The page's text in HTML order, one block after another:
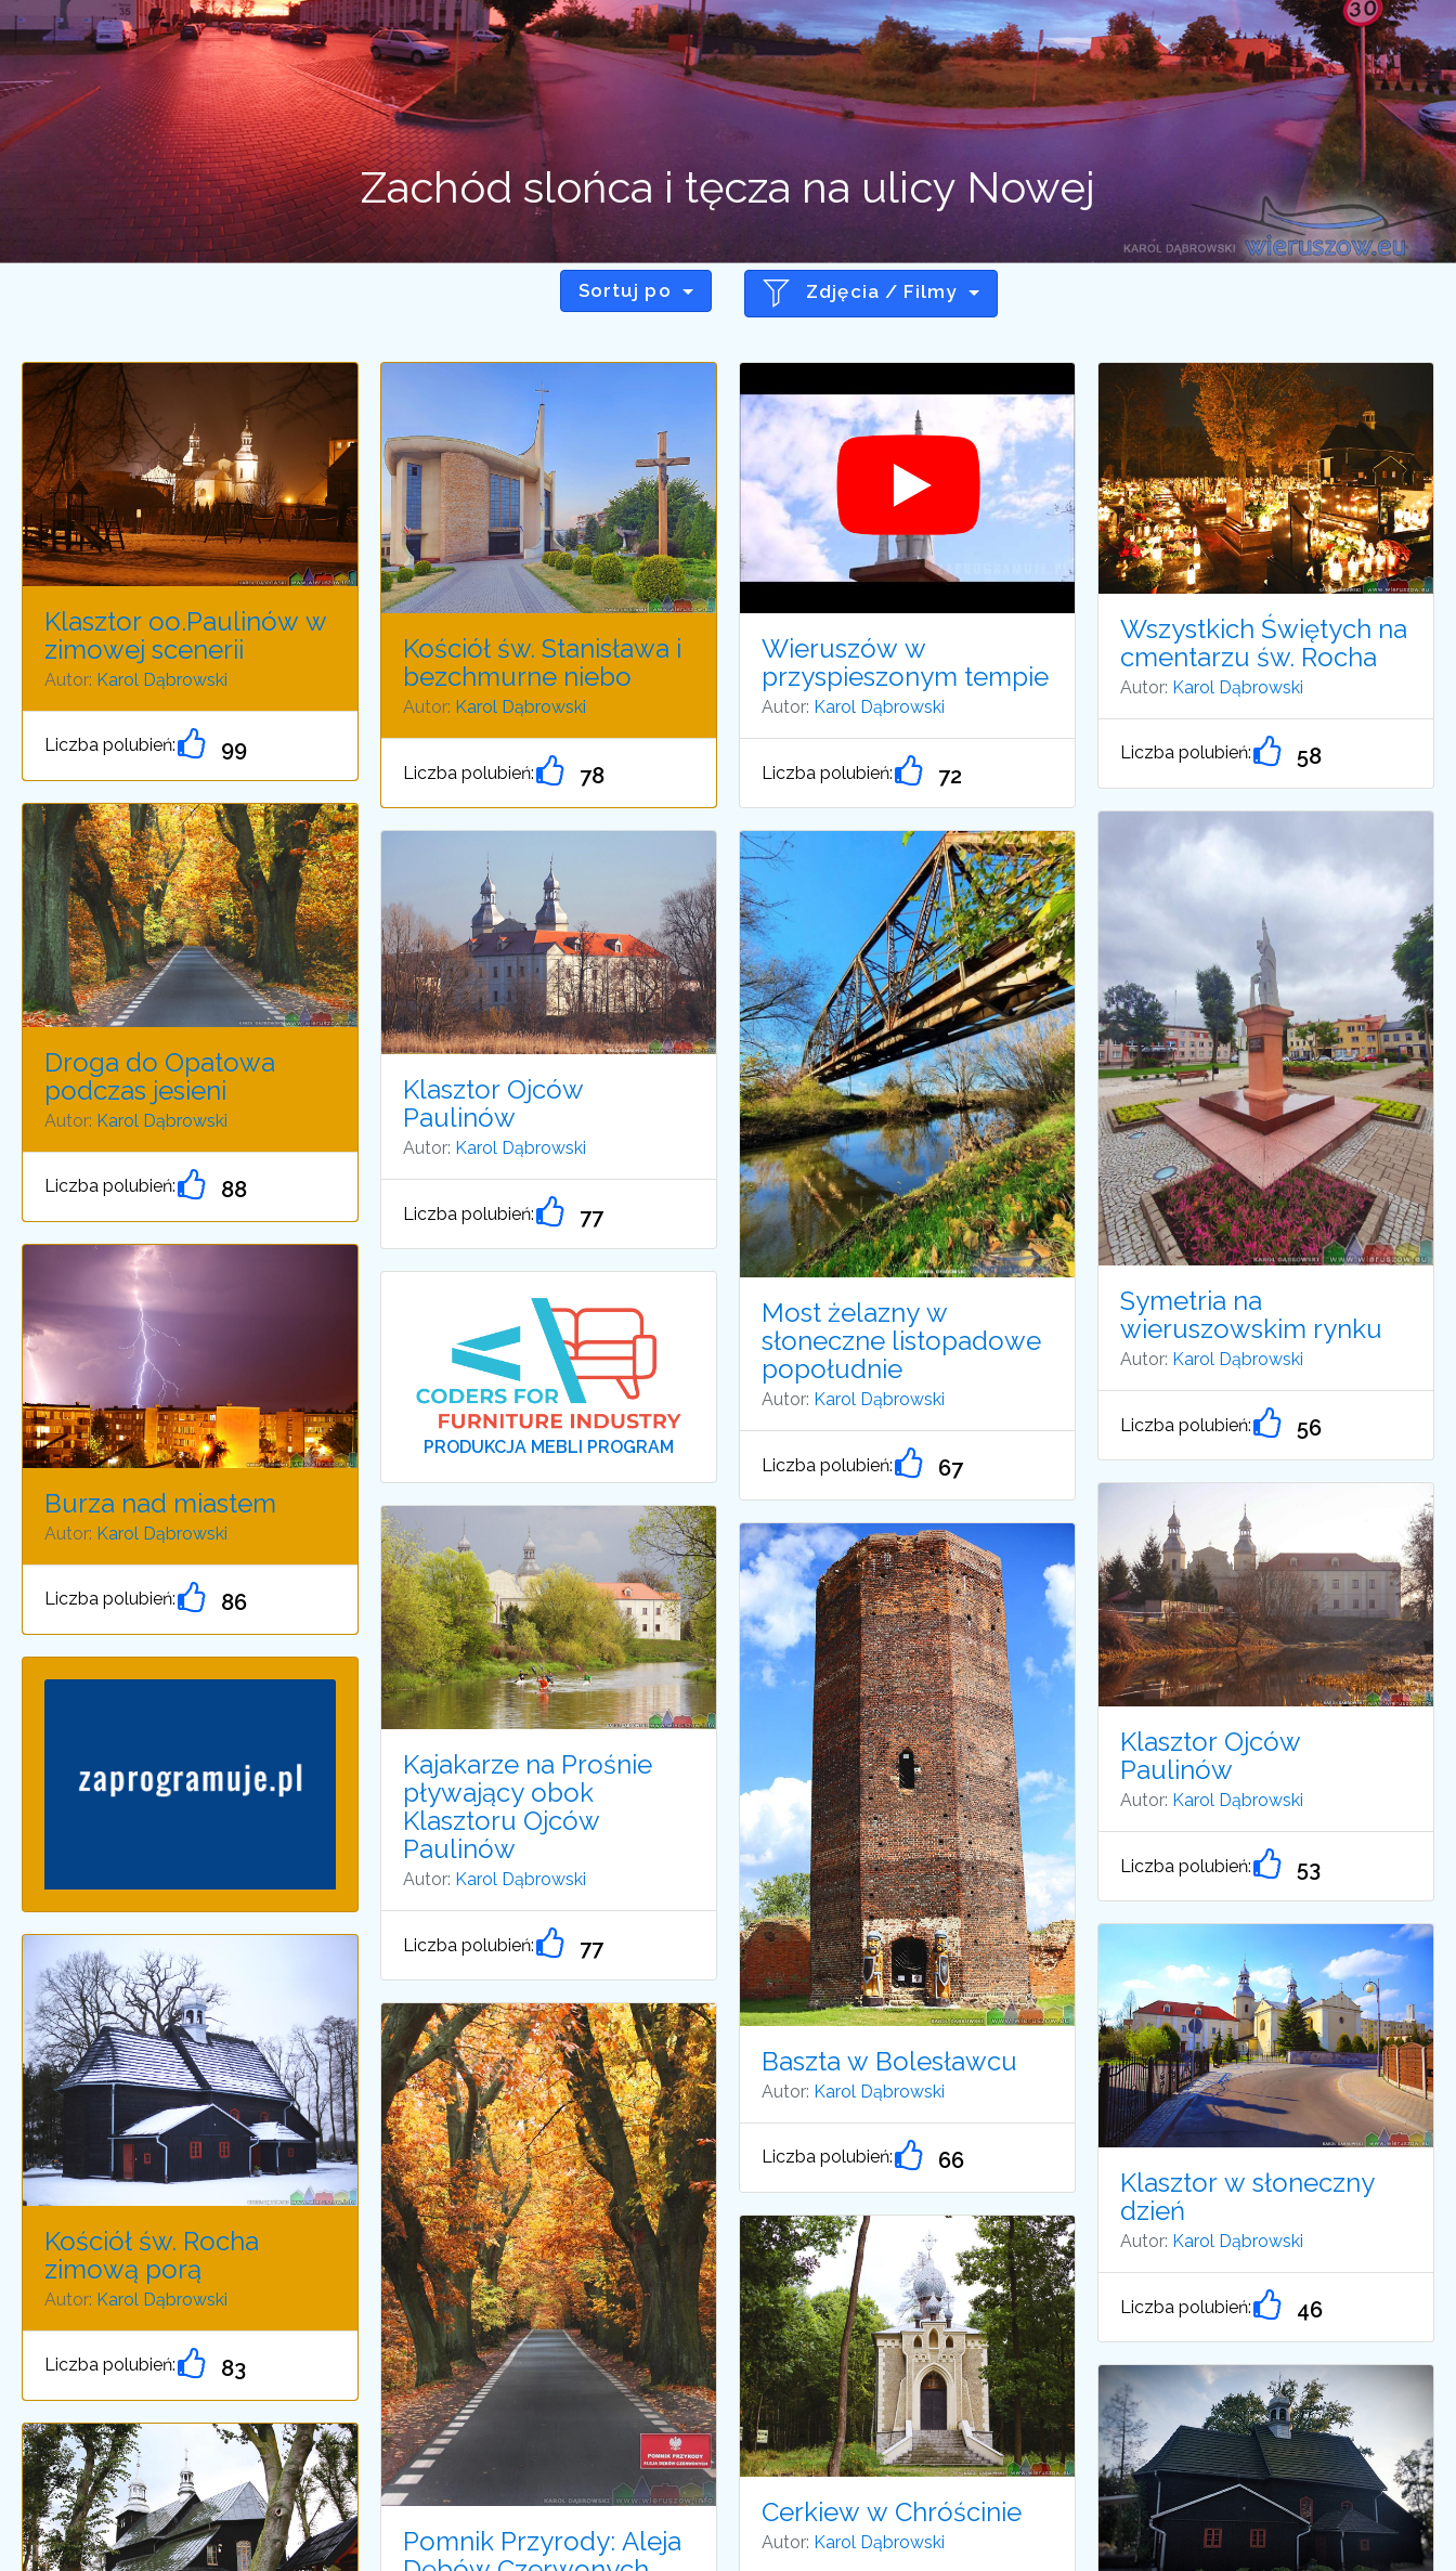
Zachód slońca i tęcza na ulicy Nowej
Sortuj po Zdjęcia / Filmy
Klasztor oo.Paulinów w
zimowej scenerii
Autor: Karol Dąbrowski
Liczba polubień: 99
Droga do Opatowa
podczas jesieni
Autor: Karol Dąbrowski
Liczba polubień: 88
Burza nad miastem
Autor: Karol Dąbrowski
Liczba polubień: 86
Kościół św. Rocha
zimową porą
Autor: Karol Dąbrowski
Liczba polubień: 83
Kościół św. Stanisława i
bezchmurne niebo
Autor: Karol Dąbrowski
Liczba polubień: 78
Klasztor Ojców
Paulinów
Autor: Karol Dąbrowski
Liczba polubień: 77
PRODUKCJA MEBLI PROGRAM
Kajakarze na Prośnie
pływający obok
Klasztoru Ojców
Paulinów
Autor: Karol Dąbrowski
Liczba polubień: 77
Pomnik Przyrody: Aleja
Wieruszów w
przyspieszonym tempie
Autor: Karol Dąbrowski
Liczba polubień: 72
Most żelazny w
słoneczne listopadowe
popołudnie
Autor: Karol Dąbrowski
Liczba polubień: 67
Baszta w Bolesławcu
Autor: Karol Dąbrowski
Liczba polubień: 66
Cerkiew w Chróścinie
Autor: Karol Dąbrowski
Wszystkich Świętych na
cmentarzu św. Rocha
Autor: Karol Dąbrowski
Liczba polubień: 58
Symetria na
wieruszowskim rynku
Autor: Karol Dąbrowski
Liczba polubień: 56
Klasztor Ojców
Paulinów
Autor: Karol Dąbrowski
Liczba polubień: 53
Klasztor w słoneczny
dzień
Autor: Karol Dąbrowski
Liczba polubień: 46